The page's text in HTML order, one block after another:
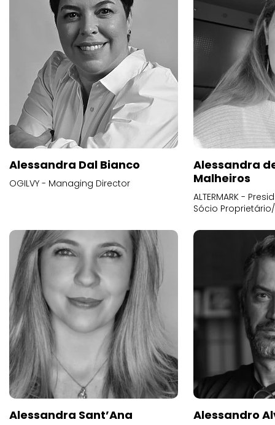
Alessandra Dal Bianco
OGILVY - Managing Director
Alessandra
Malheiros
ALTERMARK -
Sócio
Alessandra Sant’Ana Alessandro